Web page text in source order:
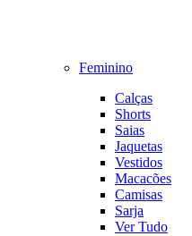
Feminino
Calças
Shorts
Saias
Jaquetas
Vestidos
Macacões
Camisas
Sarja
Ver Tudo